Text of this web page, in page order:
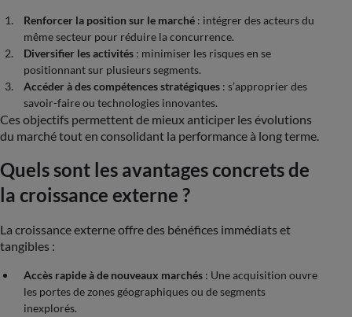
Renforcer la position sur le marché : intégrer des acteurs du
même secteur pour réduire la concurrence.
Diversifier les activités : minimiser les risques en se
positionnant sur plusieurs segments.
Accéder à des compétences stratégiques : s’approprier des
savoir-faire ou technologies innovantes.
Ces objectifs permettent de mieux anticiper les évolutions
du marché tout en consolidant la performance à long terme.
Quels sont les avantages concrets de
la croissance externe ?
La croissance externe offre des bénéfices immédiats et
tangibles :
Accès rapide à de nouveaux marchés : Une acquisition ouvre
les portes de zones géographiques ou de segments
inexplorés.